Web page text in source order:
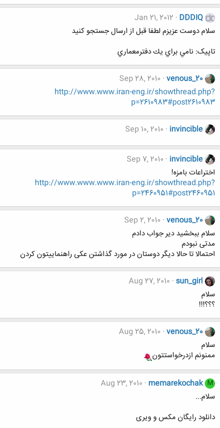
DDDIQ
Jan 21, 2012
سلام دوست عزیزم لطفا قبل از ارسال جستجو کنید
تاپیک: نامي براي يك دفترمعماري
venous_20
Sep 28, 2010
http://www.www.iran-eng.ir/showthread.php?
p=2610983#post2610983
invincible
Sep 10, 2010
invincible
Sep 7, 2010
اختراعات بامزه!
http://www.www.www.iran-eng.ir/showthread.php?
p=2460951#post2460951
venous_20
Sep 2, 2010
سلام ببخشید دیر جواب دادم
مدتی نبودم
احتمالا تا حالا دیگر دوستان در مورد گذاشتن عکی راهنماییتون کردن
sun_girl
Aug 27, 2010
سلام
؟؟؟!!!
venous_20
Aug 25, 2010
سلام
ممنونم ازدرخواستتون
M
memarekochak
Aug 23, 2010
سلام...
دانلود رایگان مکس و ویری